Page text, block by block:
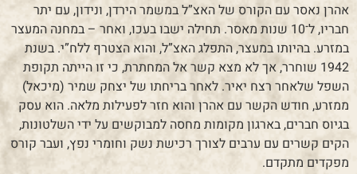
אהרן נאסר עם הקורס של האצ”ל במשמר הירדן, ונידון, עם יתר
חבריו, ל־10 שנות מאסר. תחילה ישבו בעכו, ואחר – במחנה המעצר
במזרע. בהיותו במעצר, התפלג האצ”ל, והוא הצטרף ללח”י. בשנת
1942 שוחרר, אך לא מצא קשר אל המחתרת, כי זו הייתה תקופת
השפל שלאחר רצח יאיר. לאחר בריחתו של יצחק שמיר (מיכאל)
ממזרע, חודש הקשר עם אהרן והוא חזר לפעילות מלאה. הוא עסק
בגיוס חברים, בארגון מקומות מחסה למבוקשים על ידי השלטונות,
הקים קשרים עם ערבים לצורך רכישת נשק וחומרי נפץ, ועבר קורס
מפקדים מתקדם.